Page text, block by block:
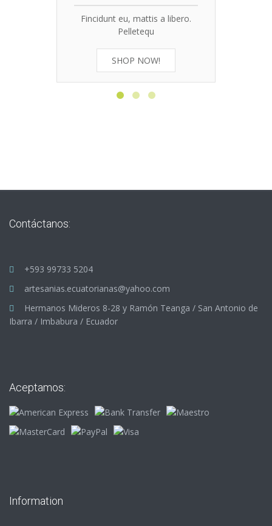
Fincidunt eu, mattis a libero.
Pelletequ
SHOP NOW!
Contáctanos:
+593 99733 5204
artesanias.ecuatorianas@yahoo.com
Hermanos Mideros 8-28 y Ramón Teanga / San Antonio de
Ibarra / Imbabura / Ecuador
Aceptamos:
Information